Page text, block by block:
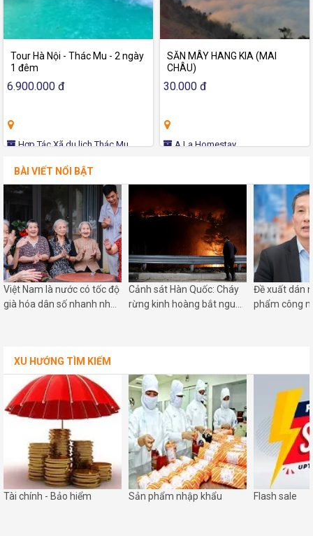
Tour Hà Nội - Thác Mu - 2 ngày
1 đêm
6.900.000 đ
Hợp Tác Xã du lịch Thác Mu
SĂN MÂY HANG KIA (MAI
CHÂU)
30.000 đ
A La Homestay
BÀI VIẾT NỔI BẬT
Việt Nam là nước có tốc độ
già hóa dân số nhanh nhất
Cảnh sát Hàn Quốc: Cháy
rừng kinh hoàng bắt nguồn
Đề xuất dán
phẩm công
XU HƯỚNG TÌM KIẾM
Tài chính - Bảo hiểm Sản phẩm nhập khẩu Flash sale